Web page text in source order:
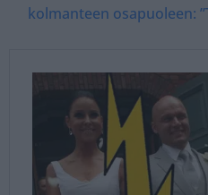
kolmanteen osapuoleen: